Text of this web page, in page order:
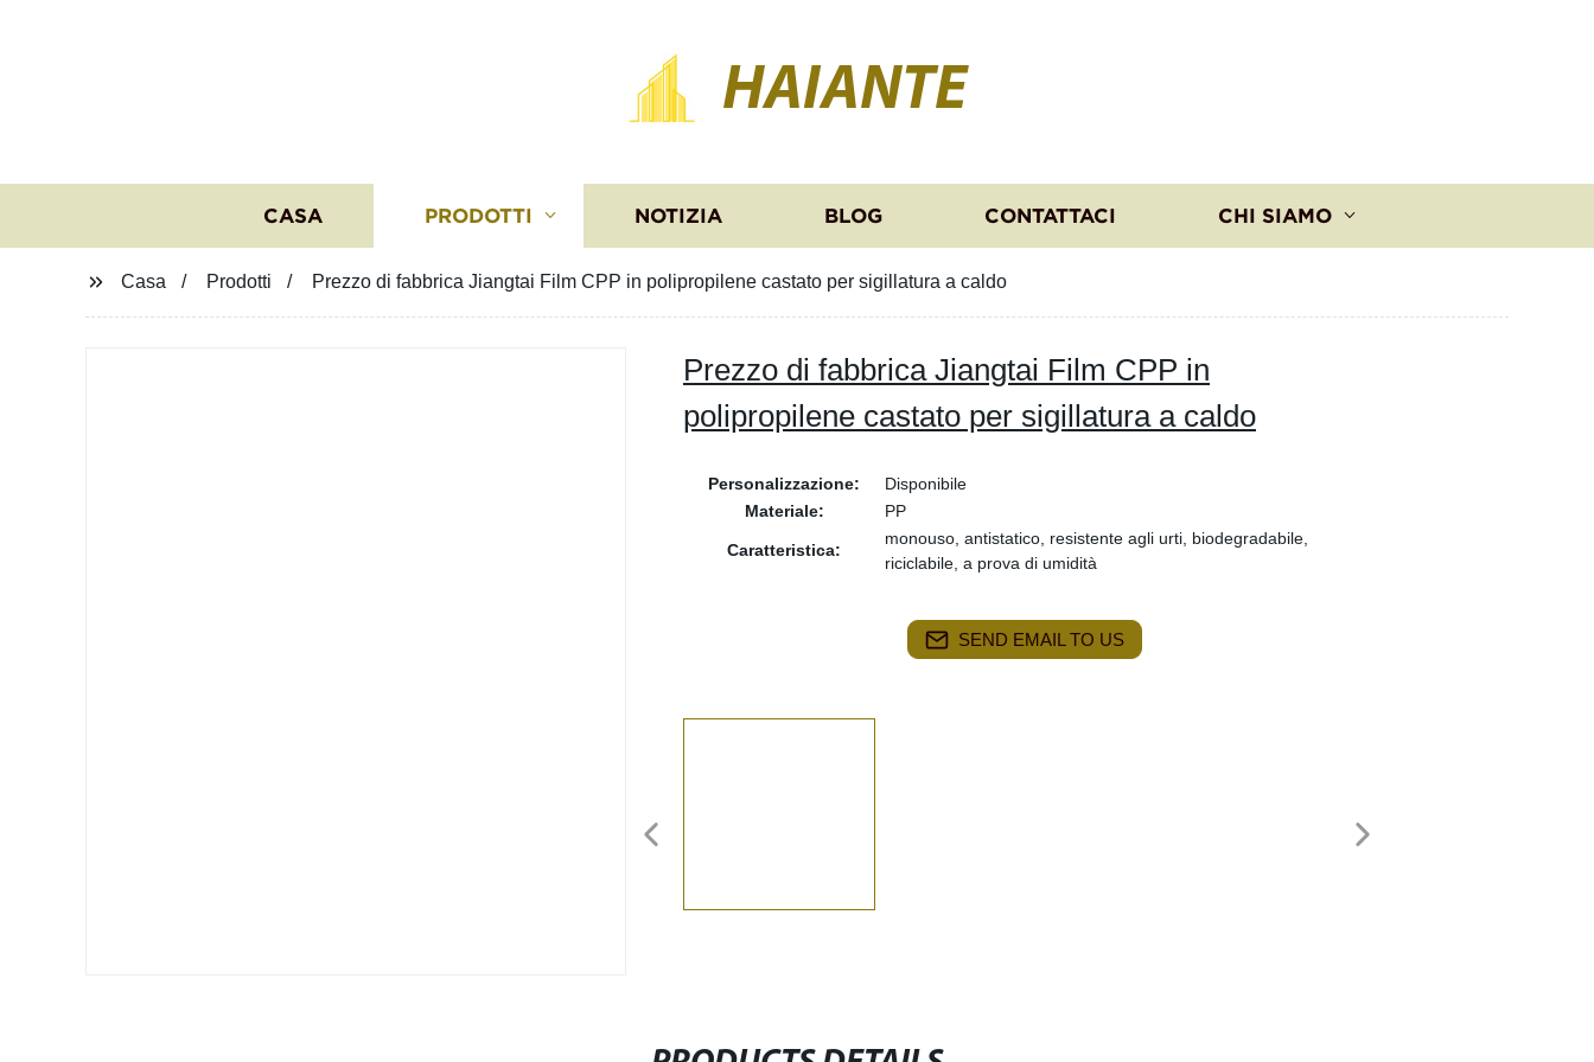
HAIANTE
CASA PRODOTTI NOTIZIA BLOG CONTATTACI CHI SIAMO
Casa Prodotti Prezzo di fabbrica Jiangtai Film CPP in polipropilene castato per sigillatura a caldo
Prezzo di fabbrica Jiangtai Film CPP in
polipropilene castato per sigillatura a caldo
Personalizzazione:
Disponibile
Materiale:
PP
Caratteristica:
monouso, antistatico, resistente agli urti, biodegradabile,
riciclabile, a prova di umidità
SEND EMAIL TO US